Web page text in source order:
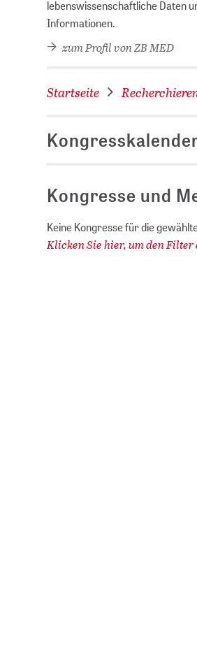
lebenswissenschaftliche Daten
Informationen.
zum Profil von ZB MED
Startseite
Kongresse und
Keine Kongresse für die
Klicken Sie hier, um den